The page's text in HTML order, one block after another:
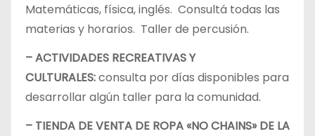
Matemáticas, física, inglés. Consultá todas las
materias y horarios. Taller de percusión.
– ACTIVIDADES RECREATIVAS Y
CULTURALES:consulta por días disponibles para
desarrollar algún taller para la comunidad.
– TIENDA DE VENTA DE ROPA «NO CHAINS» DE LA